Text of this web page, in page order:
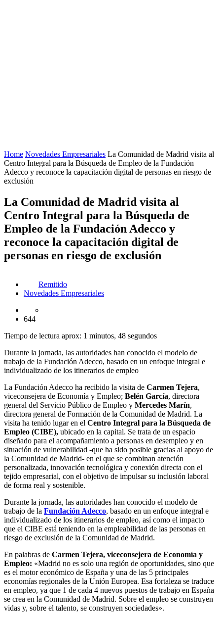
Home Novedades Empresariales La Comunidad de Madrid visita al
Centro Integral para la Búsqueda de Empleo de la Fundación
Adecco y reconoce la capacitación digital de personas en riesgo de
exclusión
La Comunidad de Madrid visita al
Centro Integral para la Búsqueda de
Empleo de la Fundación Adecco y
reconoce la capacitación digital de
personas en riesgo de exclusión
Remitido
Novedades Empresariales
644
Tiempo de lectura aprox: 1 minutos, 48 segundos
Durante la jornada, las autoridades han conocido el modelo de
trabajo de la Fundación Adecco, basado en un enfoque integral e
individualizado de los itinerarios de empleo
La Fundación Adecco ha recibido la visita de Carmen Tejera,
viceconsejera de Economía y Empleo; Belén García, directora
general del Servicio Público de Empleo y Mercedes Marín,
directora general de Formación de la Comunidad de Madrid. La
visita ha tenido lugar en el Centro Integral para la Búsqueda de
Empleo (CIBE), ubicado en la capital. Se trata de un espacio
diseñado para el acompañamiento a personas en desempleo y en
situación de vulnerabilidad -que ha sido posible gracias al apoyo de
la Comunidad de Madrid- en el que se combinan atención
personalizada, innovación tecnológica y conexión directa con el
tejido empresarial, con el objetivo de impulsar su inclusión laboral
de forma real y sostenible.
Durante la jornada, las autoridades han conocido el modelo de
trabajo de la Fundación Adecco, basado en un enfoque integral e
individualizado de los itinerarios de empleo, así como el impacto
que el CIBE está teniendo en la empleabilidad de las personas en
riesgo de exclusión de la Comunidad de Madrid.
En palabras de Carmen Tejera, viceconsejera de Economía y
Empleo: «Madrid no es solo una región de oportunidades, sino que
es el motor económico de España y una de las 5 principales
economías regionales de la Unión Europea. Esa fortaleza se traduce
en empleo, ya que 1 de cada 4 nuevos puestos de trabajo en España
se crea en la Comunidad de Madrid. Sobre el empleo se construyen
vidas y, sobre el talento, se construyen sociedades».